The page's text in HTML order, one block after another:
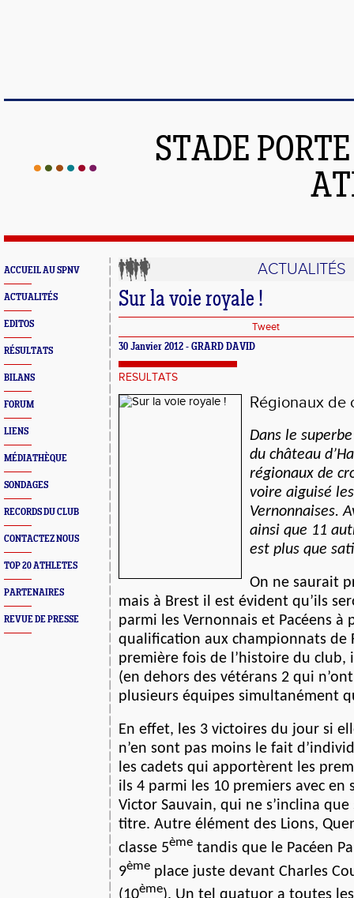
STADE
ACCUEIL AU SPNV
ACTUALITÉS
EDITOS
RÉSULTATS
BILANS
FORUM
LIENS
MÉDIATHÈQUE
SONDAGES
RECORDS DU CLUB
CONTACTEZ NOUS
TOP 20 ATHLETES
PARTENAIRES
REVUE DE PRESSE
ACTUALITÉS
Sur la voie royale !
Tweet
30 Janvier 2012 - GRARD DAVID
RESULTATS
Régionaux de
Dans le
du château
régionaux de
voire aiguisé
Vernonnaises.
ainsi que 11
est plus que
On ne saurait
mais à Brest il est évident qu’ils
parmi les Vernonnais et Pacéens à
qualification aux championnats de
première fois de l’histoire du
(en dehors des vétérans 2 qui
plusieurs équipes simultanément
En effet, les 3 victoires du jour si
n’en sont pas moins le fait
les cadets qui apportèrent les
ils 4 parmi les 10 premiers avec en
Victor Sauvain, qui ne s’inclina
titre. Autre élément des Lions,
classe 5ème tandis que le Pacéen
9ème place juste devant Charles
(10ème). Un tel quatuor a toutes